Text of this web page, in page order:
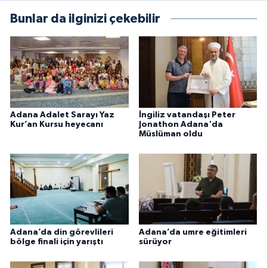
Bunlar da ilginizi çekebilir
Adana Adalet Sarayı Yaz
Kur’an Kursu heyecanı
İngiliz vatandaşı Peter
Jonathon Adana'da
Müslüman oldu
Adana’da din görevlileri
bölge finali için yarıştı
Adana’da umre eğitimleri
sürüyor
Konya Müftülüğü
Kütahya Müftülüğü
Malatya Müftülüğü
Manisa Müftülüğü
Mersin Müftülüğü
Muğla Müftülüğü
Muş Müftülüğü